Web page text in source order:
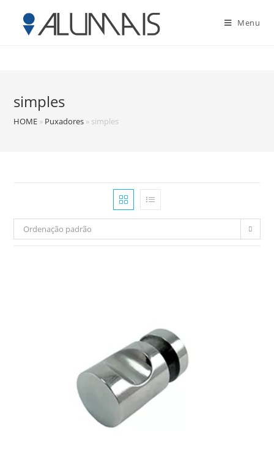
Menu
simples
HOME » Puxadores » simples
Ordenação padrão